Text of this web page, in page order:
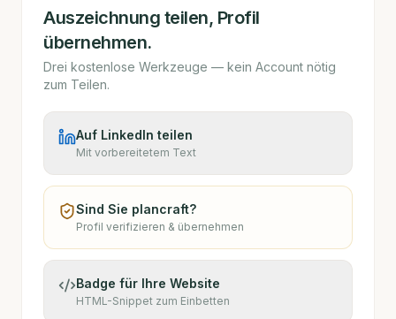
Auszeichnung teilen, Profil
übernehmen.
Drei kostenlose Werkzeuge — kein Account nötig
zum Teilen.
Auf LinkedIn teilen
Mit vorbereitetem Text
Sind Sie plancraft?
Profil verifizieren & übernehmen
Badge für Ihre Website
HTML-Snippet zum Einbetten